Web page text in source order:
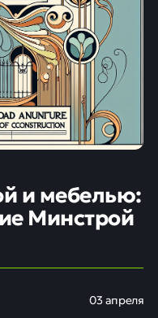
и мебелью:
Минстрой
03 апреля